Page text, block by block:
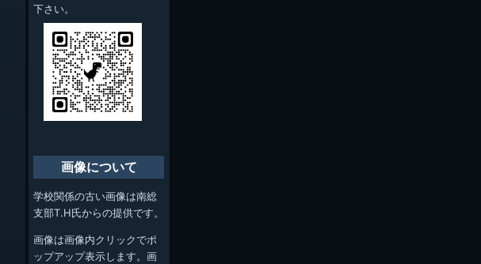
下さい。
画像について
学校関係の古い画像は南総
支部T.H氏からの提供です。
画像は画像内クリックでポ
ップアップ表示します。画